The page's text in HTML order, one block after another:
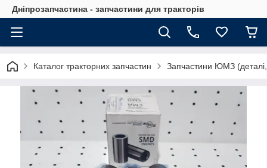
Дніпрозапчастина - запчастини для тракторів
Каталог тракторних запчастин Запчастини ЮМЗ